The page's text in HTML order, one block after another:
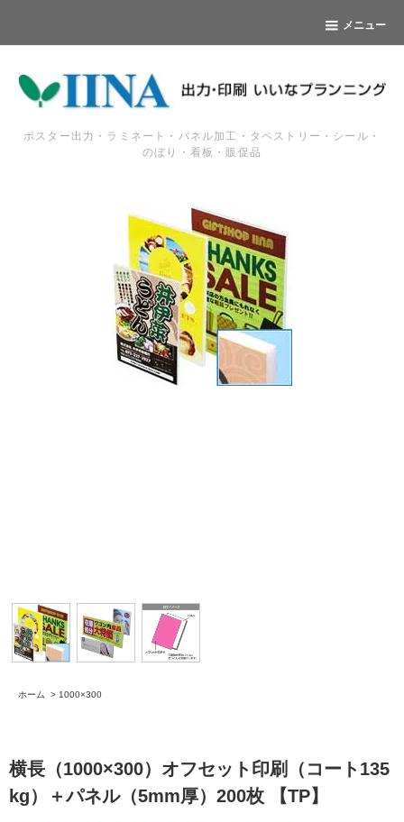
メニュー
ポスター出力・ラミネート・パネル加工・タペストリー・シール・
のぼり・看板・販促品
ホーム > 1000×300
横長（1000×300）オフセット印刷（コート135
kg）＋パネル（5mm厚）200枚 【TP】